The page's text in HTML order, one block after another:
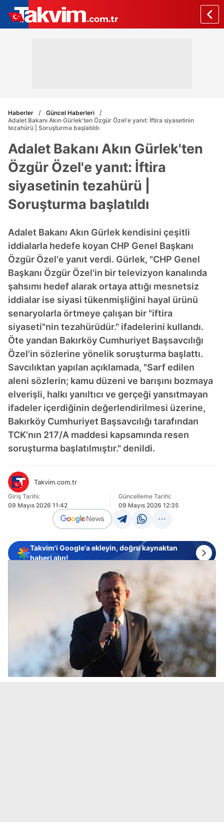
Haberler
Güncel Haberleri
Adalet Bakanı Akın Gürlek'ten Özgür Özel'e yanıt: İftira siyasetinin
tezahürü | Soruşturma başlatıldı
Adalet Bakanı Akın Gürlek'ten
Özgür Özel'e yanıt: İftira
siyasetinin tezahürü |
Soruşturma başlatıldı
Adalet Bakanı Akın Gürlek kendisini çeşitli
iddialarla hedefe koyan CHP Genel Başkanı
Özgür Özel'e yanıt verdi. Gürlek, "CHP Genel
Başkanı Özgür Özel'in bir televizyon kanalında
şahsımı hedef alarak ortaya attığı mesnetsiz
iddialar ise siyasi tükenmişliğini hayal ürünü
senaryolarla örtmeye çalışan bir "iftira
siyaseti"nin tezahürüdür." ifadelerini kullandı.
Öte yandan Bakırköy Cumhuriyet Başsavcılığı
Özel'in sözlerine yönelik soruşturma başlattı.
Savcılıktan yapılan açıklamada, "Sarf edilen
aleni sözlerin; kamu düzeni ve barışını bozmaya
elverişli, halkı yanıltıcı ve gerçeği yansıtmayan
ifadeler içerdiğinin değerlendirilmesi üzerine,
Bakırköy Cumhuriyet Başsavcılığı tarafından
TCK’nın 217/A maddesi kapsamında resen
soruşturma başlatılmıştır." denildi.
Takvim.com.tr
Giriş Tarihi:
09 Mayıs 2026 11:42
Güncelleme Tarihi:
09 Mayıs 2026 12:35
Takvim'i Google'a ekleyin, doğru kaynaktan
haberi alın!